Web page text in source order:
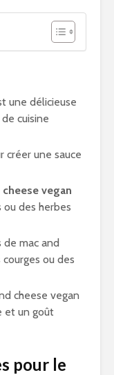
une délicieuse
cuisine
créer une sauce
cheese vegan
des herbes
mac and
ou des
cheese vegan
et un goût
pour le